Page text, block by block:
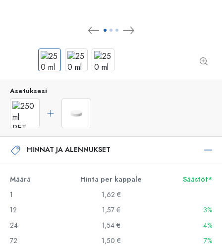
Asetuksesi
HINNAT JA ALENNUKSET
Määrä Hinta per kappale
Säästöt*
1
1,62 €
12
1,57 €
3%
24
1,54 €
4%
72
1,50 €
7%